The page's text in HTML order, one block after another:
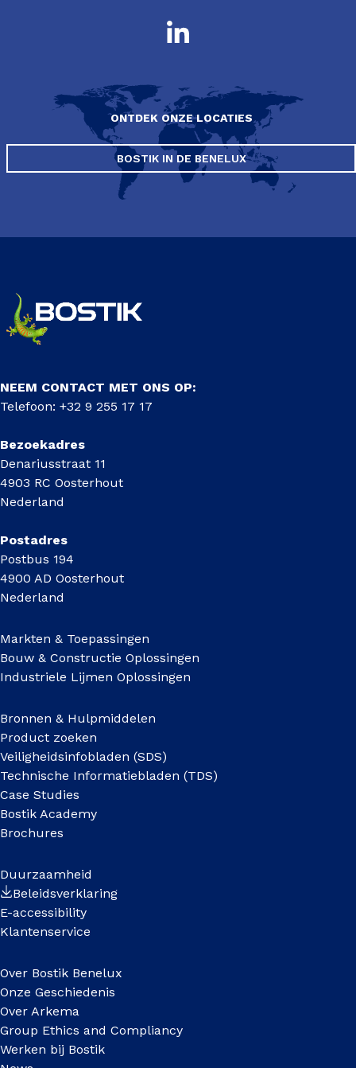
ONTDEK ONZE LOCATIES
BOSTIK IN DE BENELUX
NEEM CONTACT MET ONS OP:
Telefoon: +32 9 255 17 17
Bezoekadres
Denariusstraat 11
4903 RC Oosterhout
Nederland
Postadres
Postbus 194
4900 AD Oosterhout
Nederland
Markten & Toepassingen
Bouw & Constructie Oplossingen
Industriele Lijmen Oplossingen
Bronnen & Hulpmiddelen
Product zoeken
Veiligheidsinfobladen (SDS)
Technische Informatiebladen (TDS)
Case Studies
Bostik Academy
Brochures
Duurzaamheid
Beleidsverklaring
E-accessibility
Klantenservice
Over Bostik Benelux
Onze Geschiedenis
Over Arkema
Group Ethics and Compliancy
Werken bij Bostik